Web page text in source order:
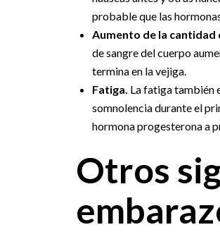
probable que las
Aumento de la cantidad
de sangre del cuerpo
termina en la vejiga.
Fatiga. La fatiga también
somnolencia durante el
hormona progesterona a
Otros